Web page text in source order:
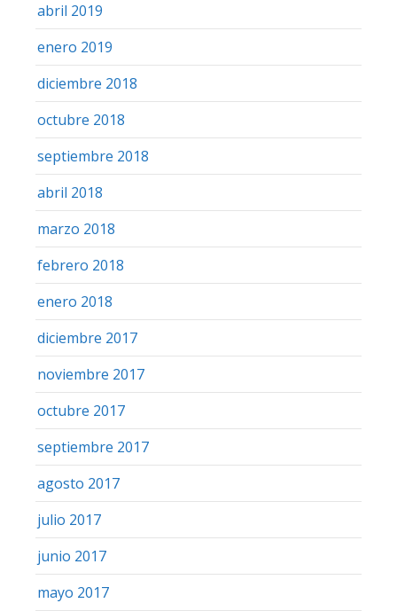
abril 2019
enero 2019
diciembre 2018
octubre 2018
septiembre 2018
abril 2018
marzo 2018
febrero 2018
enero 2018
diciembre 2017
noviembre 2017
octubre 2017
septiembre 2017
agosto 2017
julio 2017
junio 2017
mayo 2017